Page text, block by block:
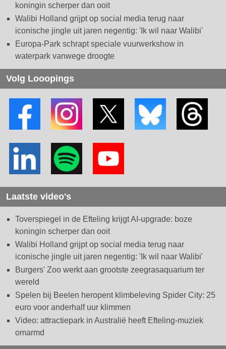
koningin scherper dan ooit
Walibi Holland grijpt op social media terug naar
iconische jingle uit jaren negentig: 'Ik wil naar Walibi'
Europa-Park schrapt speciale vuurwerkshow in
waterpark vanwege droogte
Volg Looopings
Laatste video's
Toverspiegel in de Efteling krijgt AI-upgrade: boze
koningin scherper dan ooit
Walibi Holland grijpt op social media terug naar
iconische jingle uit jaren negentig: 'Ik wil naar Walibi'
Burgers' Zoo werkt aan grootste zeegrasaquarium ter
wereld
Spelen bij Beelen heropent klimbeleving Spider City: 25
euro voor anderhalf uur klimmen
Video: attractiepark in Australië heeft Efteling-muziek
omarmd